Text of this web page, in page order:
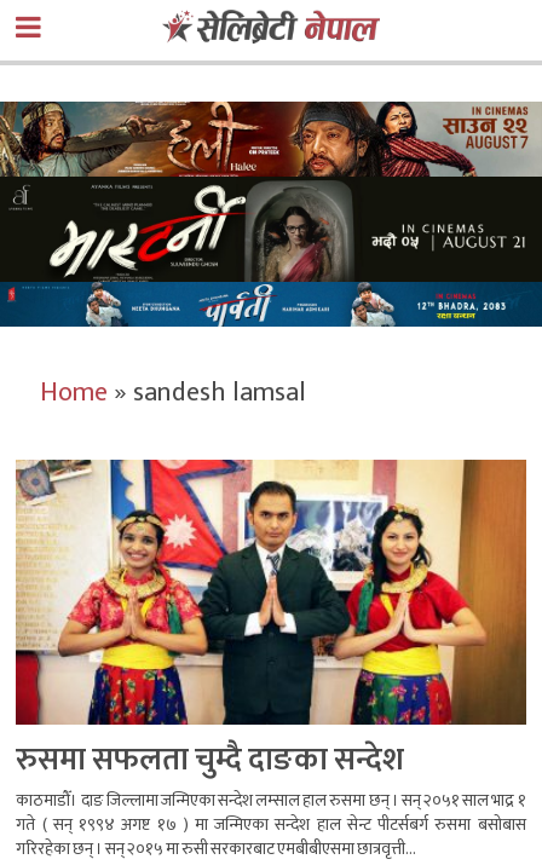
Home»sandesh lamsal
रुसमा सफलता चुम्दै दाङका सन्देश
काठमाडौँ। दाङ जिल्लामा जन्मिएका सन्देश लम्साल हाल रुसमा छन् । सन् २०५१ साल भाद्र १
गते ( सन् १९९४ अगष्ट १७ ) मा जन्मिएका सन्देश हाल सेन्ट पीटर्सबर्ग रुसमा बसोबास
गरिरहेका छन् । सन् २०१५ मा रुसी सरकारबाट एमबीबीएसमा छात्रवृत्ती...